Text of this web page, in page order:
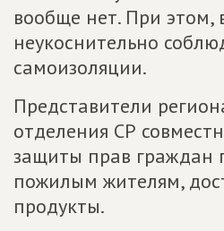
вообще нет. При этом,
неукоснительно
самоизоляции.
Представители
отделения СР
защиты прав граждан
пожилым жителям,
продукты.